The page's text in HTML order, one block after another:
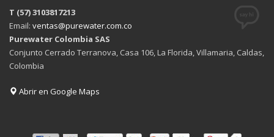
T (57) 3103817213
Email: ventas@purewater.com.co
Purewater Colombia SAS
Conjunto Cerrado Terranova, Casa 106, La Florida, Villamaria, Caldas,
Colombia
Abrir en Google Maps